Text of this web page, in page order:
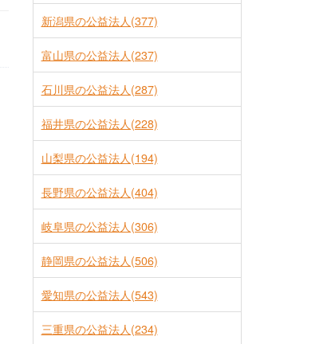
新潟県の公益法人(377)
富山県の公益法人(237)
石川県の公益法人(287)
福井県の公益法人(228)
山梨県の公益法人(194)
長野県の公益法人(404)
岐阜県の公益法人(306)
静岡県の公益法人(506)
愛知県の公益法人(543)
三重県の公益法人(234)